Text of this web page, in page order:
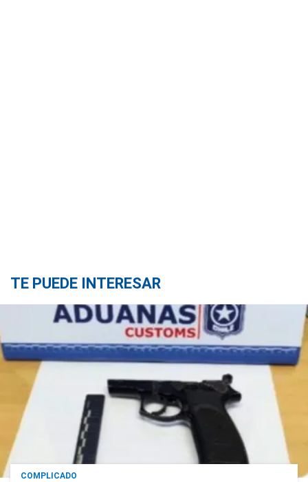
TE PUEDE INTERESAR
COMPLICADO